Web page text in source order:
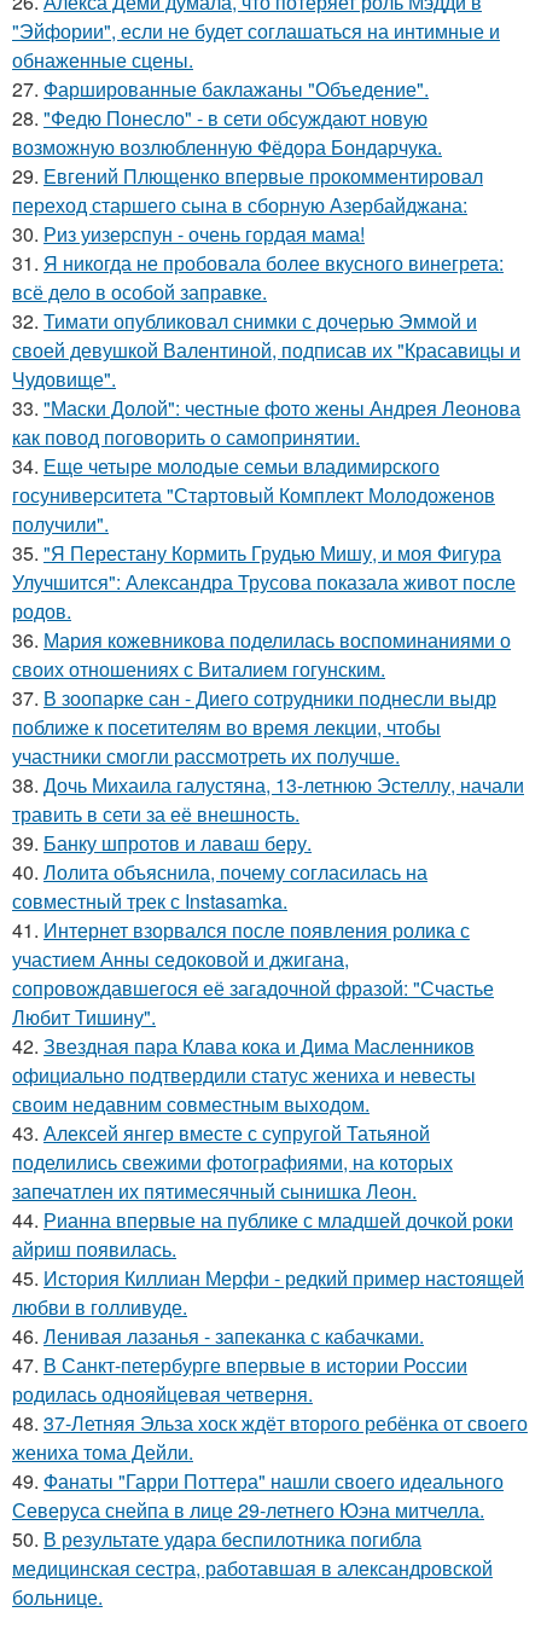
"Эйфории", если не будет соглашаться на интимные и
обнаженные сцены.
27. Фаршированные баклажаны "Объедение".
28. "Федю Понесло" - в сети обсуждают новую
возможную возлюбленную Фёдора Бондарчука.
29. Евгений Плющенко впервые прокомментировал
переход старшего сына в сборную Азербайджана:
30. Риз уизерспун - очень гордая мама!
31. Я никогда не пробовала более вкусного винегрета:
всё дело в особой заправке.
32. Тимати опубликовал снимки с дочерью Эммой и
своей девушкой Валентиной, подписав их "Красавицы и
Чудовище".
33. "Маски Долой": честные фото жены Андрея Леонова
как повод поговорить о самопринятии.
34. Еще четыре молодые семьи владимирского
госуниверситета "Стартовый Комплект Молодоженов
получили".
35. "Я Перестану Кормить Грудью Мишу, и моя Фигура
Улучшится": Александра Трусова показала живот после
родов.
36. Мария кожевникова поделилась воспоминаниями о
своих отношениях с Виталием гогунским.
37. В зоопарке сан - Диего сотрудники поднесли выдр
поближе к посетителям во время лекции, чтобы
участники смогли рассмотреть их получше.
38. Дочь Михаила галустяна, 13-летнюю Эстеллу, начали
травить в сети за её внешность.
39. Банку шпротов и лаваш беру.
40. Лолита объяснила, почему согласилась на
совместный трек с Instasamka.
41. Интернет взорвался после появления ролика с
участием Анны седоковой и джигана,
сопровождавшегося её загадочной фразой: "Счастье
Любит Тишину".
42. Звездная пара Клава кока и Дима Масленников
официально подтвердили статус жениха и невесты
своим недавним совместным выходом.
43. Алексей янгер вместе с супругой Татьяной
поделились свежими фотографиями, на которых
запечатлен их пятимесячный сынишка Леон.
44. Рианна впервые на публике с младшей дочкой роки
айриш появилась.
45. История Киллиан Мерфи - редкий пример настоящей
любви в голливуде.
46. Ленивая лазанья - запеканка с кабачками.
47. В Санкт-петербурге впервые в истории России
родилась однояйцевая четверня.
48. 37-Летняя Эльза хоск ждёт второго ребёнка от своего
жениха тома Дейли.
49. Фанаты "Гарри Поттера" нашли своего идеального
Северуса снейпа в лице 29-летнего Юэна митчелла.
50. В результате удара беспилотника погибла
медицинская сестра, работавшая в александровской
больнице.